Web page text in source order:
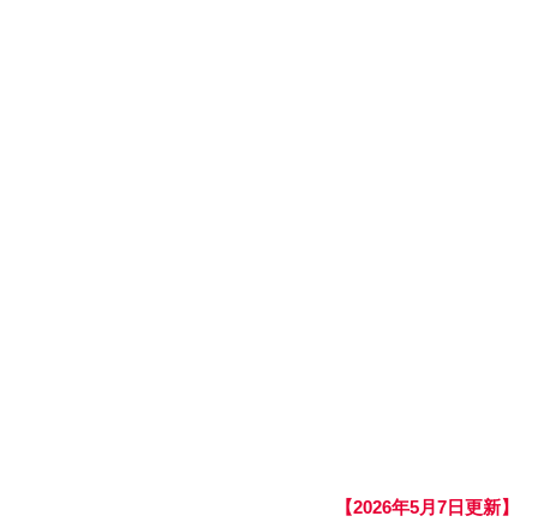
【2026年5月7日更新】